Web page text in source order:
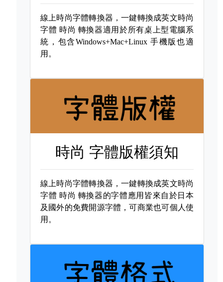
線上時尚字體轉換器，一鍵轉換成英文時尚
字體 時尚 轉換器適用於所有桌上型電腦系
統，包含Windows+Mac+Linux 手機版也適
用。
時尚 字體版權須知
線上時尚字體轉換器，一鍵轉換成英文時尚
字體 時尚 轉換器的字體應用皆來自於日本
及國外的免費開源字體，可商業也可個人使
用。